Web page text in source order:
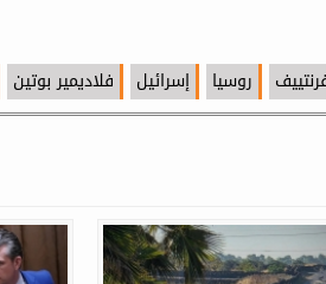
روسيا إسرائيل فلاديمير بوتين